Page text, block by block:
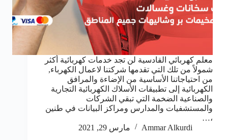
معلم كهربائي القادسية لن تجد خدمات كهربائية أكثر
شمولاً من تلك التي تقدمها شركتنا لاعمال الكهرباء,
من احتياجاتنا الأساسية من الإضاءة والمرافق
الكهربائية إلى تطبيقات الأسلاك الكهربائية التجارية
والصناعية الضخمة التي تبقي الشركات
والمستشفيات والمدارس ومراكز البيانات في طنين
،…
Ammar Alkurdi
مارس 29, 2021